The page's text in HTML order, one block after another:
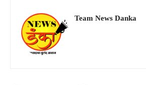
Team News Danka